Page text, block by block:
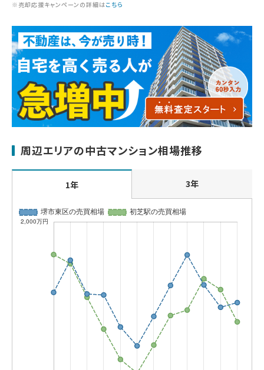
※売却応援キャンペーンの詳細はこちら
周辺エリアの中古マンション相場推移
1年 3年